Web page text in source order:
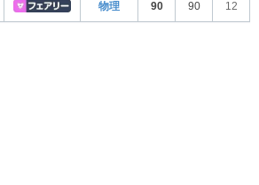
物理 90 90 12